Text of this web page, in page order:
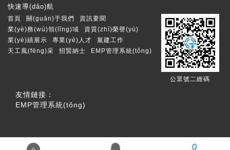
快速導(dǎo)航
首頁 關(guān)于我們
資訊要聞
業(yè)務(wù)領(lǐng)域
資質(zhì)榮譽(yù)
業(yè)績展示
專業(yè)人才
黨建工作
天工風(fēng)采
招賢納士 EMP管理系統(tǒng)
公眾號二維碼
友情鏈接：
EMP管理系統(tǒng)